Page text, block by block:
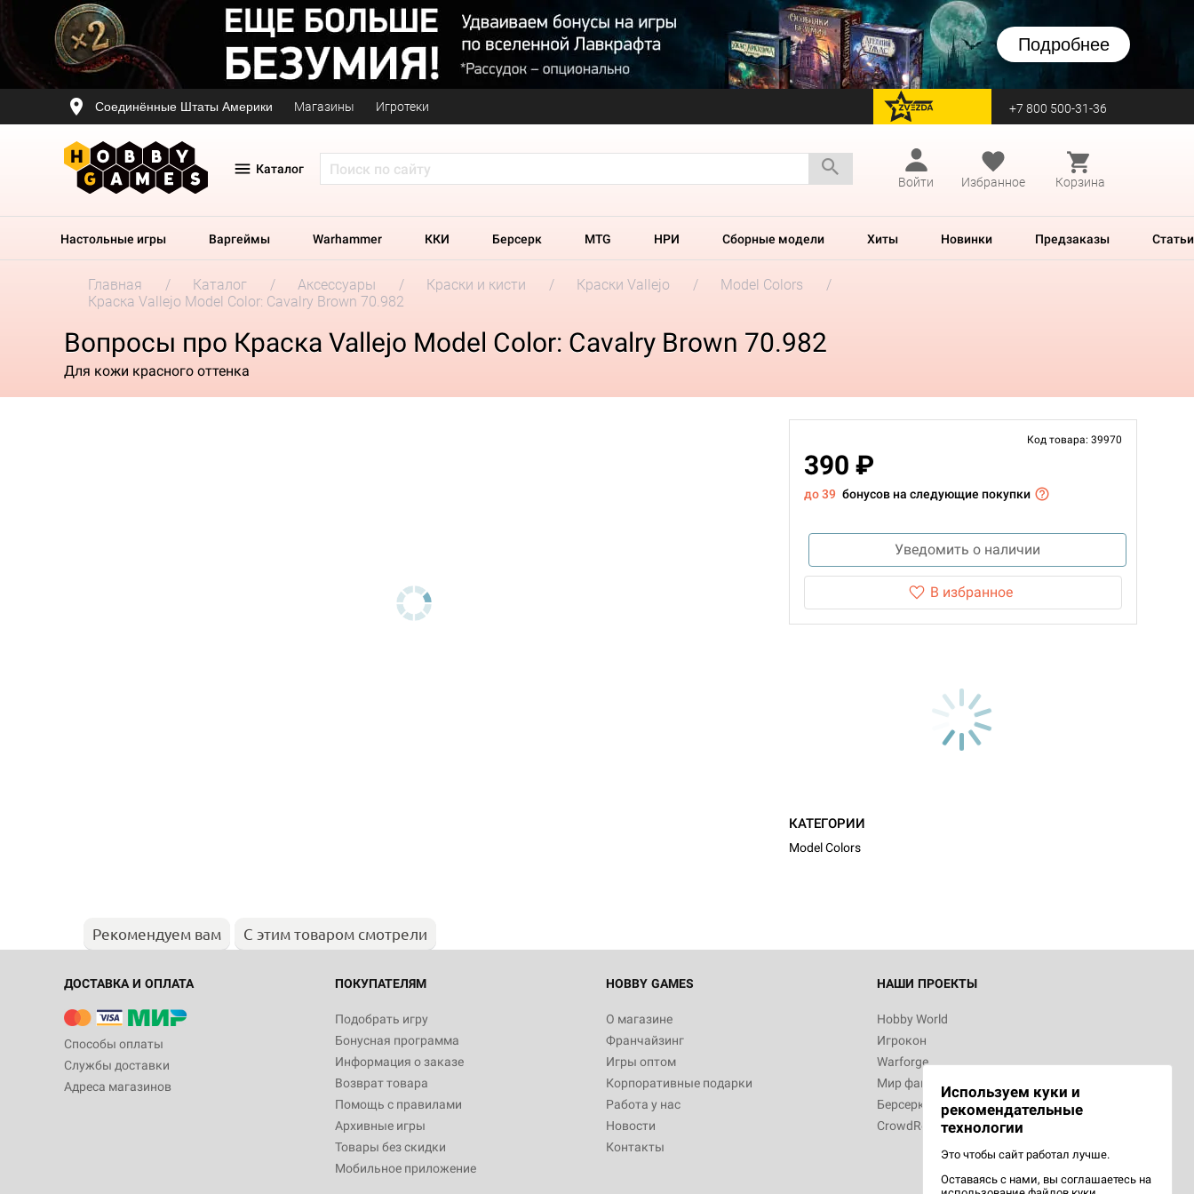
Подробнее
Соединённые Штаты Америки Магазины Игротеки перейти на Zvezda +7 800 500-31-36
Каталог
Войти
Избранное Корзина
Настольные игры Варгеймы Warhammer ККИ Берсерк MTG НРИ Сборные модели Хиты Новинки Предзаказы Статьи
Главная Каталог Аксессуары Краски и кисти Краски Vallejo
Model Colors
Краска Vallejo Model Color: Cavalry Brown 70.982
Вопросы про Краска Vallejo Model Color: Cavalry Brown 70.982
Для кожи красного оттенка
Код товара: 39970
390 ₽
до 39 бонусов на следующие покупки
Уведомить о наличии
В избранное
КАТЕГОРИИ
Model Colors
Рекомендуем вам С этим товаром смотрели
ДОСТАВКА И ОПЛАТА
Способы оплаты
Службы доставки
Адреса магазинов
ПОКУПАТЕЛЯМ
Подобрать игру
Бонусная программа
Информация о заказе
Возврат товара
Помощь с правилами
Архивные игры
Товары без скидки
Мобильное приложение
HOBBY GAMES
О магазине
Франчайзинг
Игры оптом
Корпоративные подарки
Работа у нас
Новости
Контакты
НАШИ ПРОЕКТЫ
Hobby World
Игрокон
Warforge
Мир фантастики
Берсерк
CrowdRepublic
Используем куки и
рекомендательные
технологии
Это чтобы сайт работал лучше.
Оставаясь с нами, вы соглашаетесь на